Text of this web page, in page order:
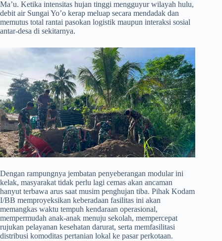
Ma’u. Ketika intensitas hujan tinggi mengguyur wilayah hulu,
debit air Sungai Yo’o kerap meluap secara mendadak dan
memutus total rantai pasokan logistik maupun interaksi sosial
antar-desa di sekitarnya.
​Dengan rampungnya jembatan penyeberangan modular ini
kelak, masyarakat tidak perlu lagi cemas akan ancaman
hanyut terbawa arus saat musim penghujan tiba. Pihak Kodam
I/BB memproyeksikan keberadaan fasilitas ini akan
memangkas waktu tempuh kendaraan operasional,
mempermudah anak-anak menuju sekolah, mempercepat
rujukan pelayanan kesehatan darurat, serta memfasilitasi
distribusi komoditas pertanian lokal ke pasar perkotaan.